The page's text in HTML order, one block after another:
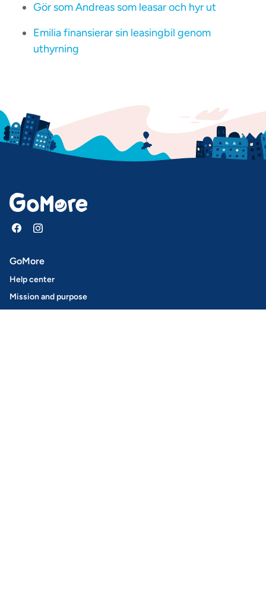
Gör som Andreas som leasar och hyr ut
Emilia finansierar sin leasingbil genom
uthyrning
GoMore
Help center
Mission and purpose